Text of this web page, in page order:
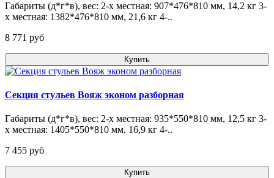
Габариты (д*г*в), вес: 2-х местная: 907*476*810 мм, 14,2 кг 3-
х местная: 1382*476*810 мм, 21,6 кг 4-..
8 771 pуб
Купить
Секция стульев Вояж эконом разборная
Габариты (д*г*в), вес: 2-х местная: 935*550*810 мм, 12,5 кг 3-
х местная: 1405*550*810 мм, 16,9 кг 4-..
7 455 pуб
Купить